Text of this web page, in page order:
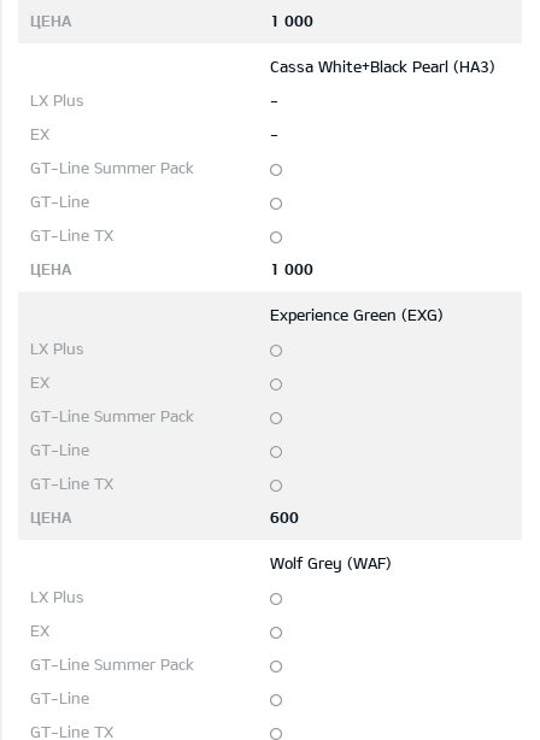
1 000
Cassa White+Black Pearl (HA3)
-
-
1 000
Experience Green (EXG)
600
Wolf Grey (WAF)